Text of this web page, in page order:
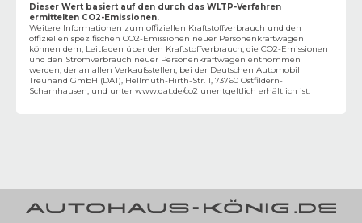
Dieser Wert basiert auf den durch das WLTP-Verfahren
ermittelten CO2-Emissionen.
Weitere Informationen zum offiziellen Kraftstoffverbrauch und den
offiziellen spezifischen CO2-Emissionen neuer Personenkraftwagen
können dem‚ Leitfaden über den Kraftstoffverbrauch, die CO2-Emissionen
und den Stromverbrauch neuer Personenkraftwagen entnommen
werden, der an allen Verkaufsstellen, bei der Deutschen Automobil
Treuhand GmbH (DAT), Hellmuth-Hirth-Str. 1, 73760 Ostfildern-
Scharnhausen, und unter www.dat.de/co2 unentgeltlich erhältlich ist.